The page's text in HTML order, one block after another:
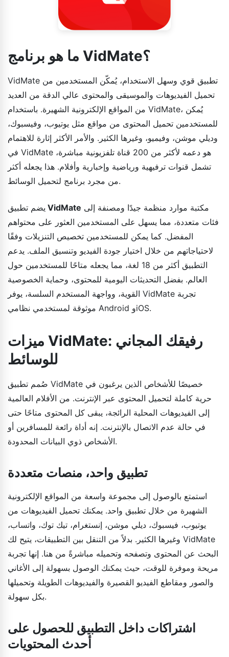
ما هو برنامج VidMate؟
VidMate تطبيق قوي وسهل الاستخدام، يُمكّن المستخدمين من
تحميل الفيديوهات والموسيقى والمحتوى عالي الدقة من العديد
من المواقع الإلكترونية الشهيرة. باستخدام VidMate، يُمكن
للمستخدمين تحميل المحتوى من مواقع مثل يوتيوب، وفيسبوك،
وديلي موشن، وفيميو، وغيرها الكثير. والأمر الأكثر إثارة للاهتمام
في VidMate هو دعمه لأكثر من 200 قناة تلفزيونية مباشرة،
تشمل قنوات ترفيهية ورياضية وإخبارية وأفلام. هذا يجعله أكثر
من مجرد برنامج لتحميل الوسائط.
يضم تطبيق VidMate
فئات متعددة، مما يسهل على المستخدمين العثور على محتواهم
المفضل. كما يمكن للمستخدمين تخصيص التنزيلات وفقًا
لاحتياجاتهم من خلال اختيار جودة الفيديو وتنسيق الملف. يدعم
التطبيق أكثر من 18 لغة، مما يجعله متاحًا للمستخدمين حول
العالم. بفضل التحديثات اليومية للمحتوى، وحماية الخصوصية
القوية، وواجهة المستخدم السلسة، يوفر VidMate تجربة
موثوقة لمستخدمي نظامي Android وiOS.
ميزات VidMate: رفيقك المجاني
للوسائط
صُمم تطبيق VidMate خصيصًا للأشخاص الذين يرغبون في
حرية كاملة لتحميل المحتوى عبر الإنترنت. من الأفلام العالمية
إلى الفيديوهات المحلية الرائجة، يبقى كل المحتوى متاحًا حتى
في حالة عدم الاتصال بالإنترنت. إنه أداة رائعة للمسافرين أو
الأشخاص ذوي البيانات المحدودة.
تطبيق واحد، منصات متعددة
استمتع بالوصول إلى مجموعة واسعة من المواقع الإلكترونية
الشهيرة من خلال تطبيق واحد. يمكنك تحميل الفيديوهات من
يوتيوب، فيسبوك، ديلي موشن، إنستغرام، تيك توك، واتساب،
وغيرها الكثير. بدلاً من التنقل بين التطبيقات، يتيح لك VidMate
البحث عن المحتوى وتصفحه وتحميله مباشرةً من هنا. إنها تجربة
مريحة وموفرة للوقت، حيث يمكنك الوصول بسهولة إلى الأغاني
والصور ومقاطع الفيديو القصيرة والفيديوهات الطويلة وتحميلها
بكل سهولة.
اشتراكات داخل التطبيق للحصول على
أحدث المحتويات